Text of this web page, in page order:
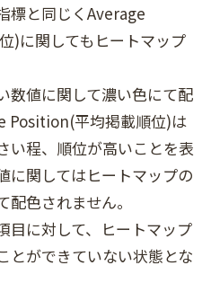
標と同じくAverage
)に関してもヒートマップ
数値に関して濃い色にて配
Position(平均掲載順位)は
い程、順位が高いことを表
に関してはヒートマップの
色されません。
目に対して、ヒートマップ
とができていない状態とな